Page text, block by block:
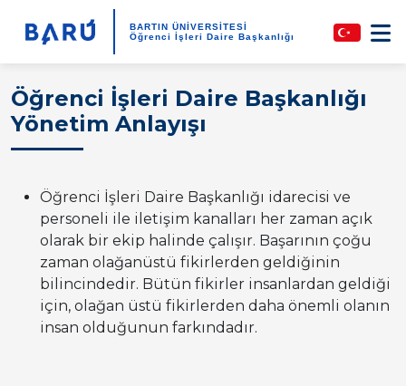
BARTIN ÜNİVERSİTESİ
Öğrenci İşleri Daire Başkanlığı
Öğrenci İşleri Daire Başkanlığı
Yönetim Anlayışı
Öğrenci İşleri Daire Başkanlığı idarecisi ve
personeli ile iletişim kanalları her zaman açık
olarak bir ekip halinde çalışır. Başarının çoğu
zaman olağanüstü fikirlerden geldiğinin
bilincindedir. Bütün fikirler insanlardan geldiği
için, olağan üstü fikirlerden daha önemli olanın
insan olduğunun farkındadır.